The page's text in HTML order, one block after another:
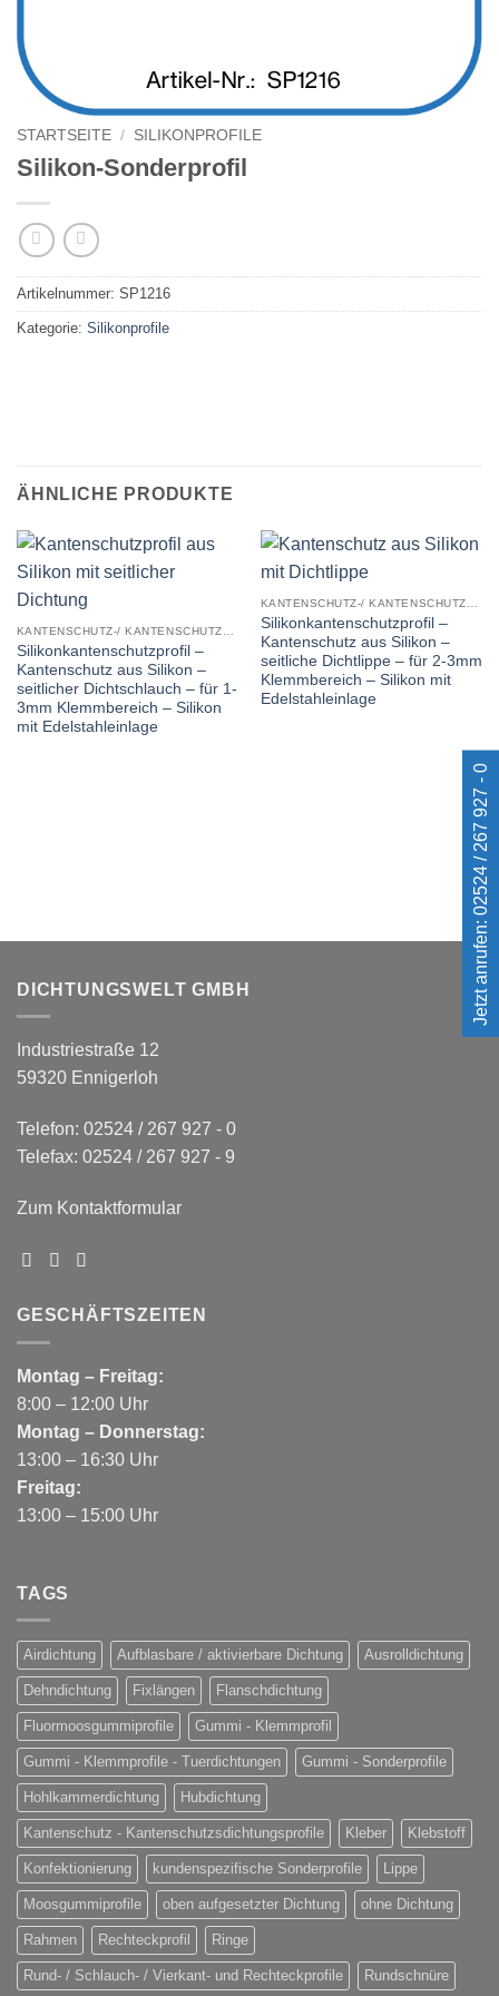
STARTSEITE / SILIKONPROFILE
Silikon-Sonderprofil
Artikelnummer: SP1216
Kategorie: Silikonprofile
ÄHNLICHE PRODUKTE
KANTENSCHUTZ-/ KANTENSCHUTZDICHTPROFILE
Silikonkantenschutzprofil –
Kantenschutz aus Silikon –
seitlicher Dichtschlauch – für 1-
3mm Klemmbereich – Silikon
mit Edelstahleinlage
KANTENSCHUTZ-/ KANTENSCHUTZDICHTPROFILE
Silikonkantenschutzprofil –
Kantenschutz aus Silikon –
seitliche Dichtlippe – für 2-3mm
Klemmbereich – Silikon mit
Edelstahleinlage
DICHTUNGSWELT GMBH
Industriestraße 12
59320 Ennigerloh
Telefon: 02524 / 267 927 - 0
Telefax: 02524 / 267 927 - 9
Zum Kontaktformular
GESCHÄFTSZEITEN
Montag – Freitag:
8:00 – 12:00 Uhr
Montag – Donnerstag:
13:00 – 16:30 Uhr
Freitag:
13:00 – 15:00 Uhr
TAGS
Airdichtung Aufblasbare / aktivierbare Dichtung Ausrolldichtung
Dehndichtung Fixlängen Flanschdichtung
Fluormoosgummiprofile Gummi - Klemmprofil
Gummi - Klemmprofile - Tuerdichtungen Gummi - Sonderprofile
Hohlkammerdichtung Hubdichtung
Kantenschutz - Kantenschutzsdichtungsprofile Kleber Klebstoff
Konfektionierung kundenspezifische Sonderprofile Lippe
Moosgummiprofile oben aufgesetzter Dichtung ohne Dichtung
Rahmen Rechteckprofil Ringe
Rund- / Schlauch- / Vierkant- und Rechteckprofile Rundschnüre
Jetzt anrufen: 02524 / 267 927 - 0